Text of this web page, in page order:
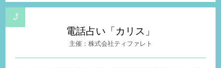
電話占い「カリス」
株式会社ティファレト